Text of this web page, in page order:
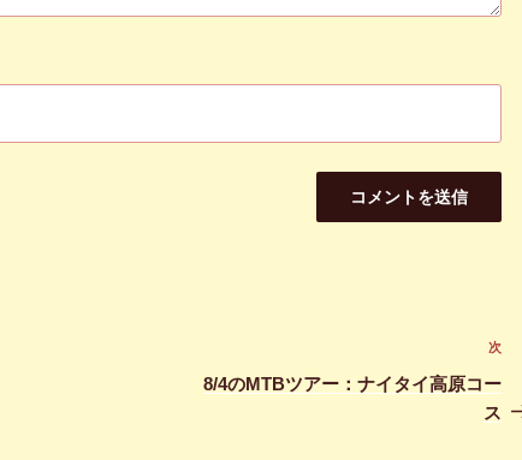
次
の
投
次
8/4のMTBツアー：ナイタイ高原コー
ス